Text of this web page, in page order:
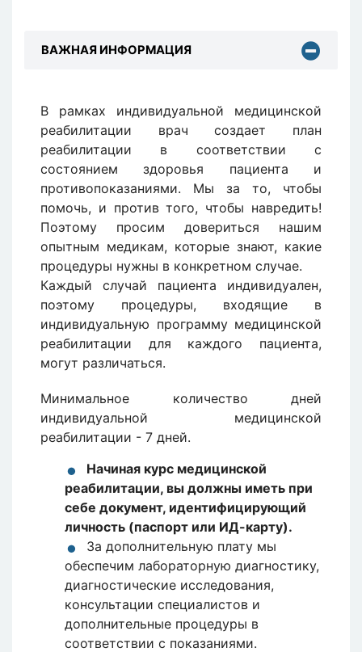
ВАЖНАЯ ИНФОРМАЦИЯ
В рамках индивидуальной медицинской
реабилитации врач создает план
реабилитации в соответствии с
состоянием здоровья пациента и
противопоказаниями. Мы за то, чтобы
помочь, и против того, чтобы навредить!
Поэтому просим довериться нашим
опытным медикам, которые знают, какие
процедуры нужны в конкретном случае.
Каждый случай пациента индивидуален,
поэтому процедуры, входящие в
индивидуальную программу медицинской
реабилитации для каждого пациента,
могут различаться.
Минимальное количество дней
индивидуальной медицинской
реабилитации - 7 дней.
Начиная курс медицинской
реабилитации, вы должны иметь при
себе документ, идентифицирующий
личность (паспорт или ИД-карту).
За дополнительную плату мы
обеспечим лабораторную диагностику,
диагностические исследования,
консультации специалистов и
дополнительные процедуры в
соответствии с показаниями.